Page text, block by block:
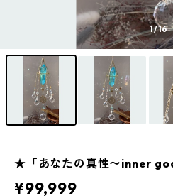
1/16
★「あなたの真性〜inner
¥99,999